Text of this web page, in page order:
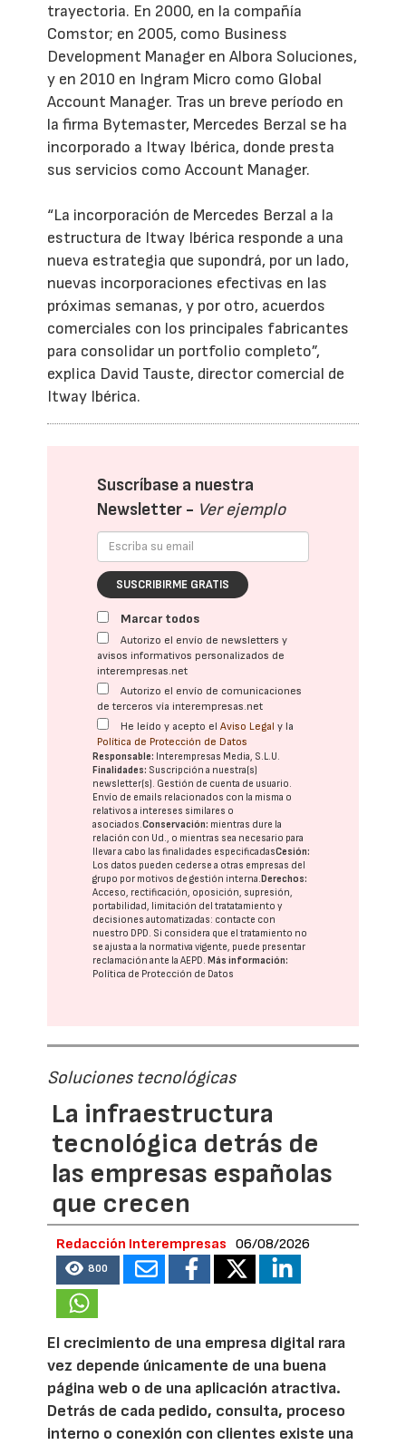
trayectoria. En 2000, en la compañía
Comstor; en 2005, como Business
Development Manager en Albora Soluciones,
y en 2010 en Ingram Micro como Global
Account Manager. Tras un breve período en
la firma Bytemaster, Mercedes Berzal se ha
incorporado a Itway Ibérica, donde presta
sus servicios como Account Manager.
“La incorporación de Mercedes Berzal a la
estructura de Itway Ibérica responde a una
nueva estrategia que supondrá, por un lado,
nuevas incorporaciones efectivas en las
próximas semanas, y por otro, acuerdos
comerciales con los principales fabricantes
para consolidar un portfolio completo”,
explica David Tauste, director comercial de
Itway Ibérica.
Suscríbase a nuestra
Newsletter - Ver ejemplo
SUSCRIBIRME GRATIS
Marcar todos
Autorizo el envío de newsletters y
avisos informativos personalizados de
interempresas.net
Autorizo el envío de comunicaciones
de terceros vía interempresas.net
He leído y acepto elAviso Legal y la
Política de Protección de Datos
Responsable: Interempresas Media, S.L.U.
Finalidades: Suscripción a nuestra(s)
newsletter(s). Gestión de cuenta de usuario.
Envío de emails relacionados con la misma o
relativos a intereses similares o
asociados.Conservación: mientras dure la
relación con Ud., o mientras sea necesario para
llevar a cabo las finalidades especificadasCesión:
Los datos pueden cederse a otras empresas del
grupo por motivos de gestión interna.Derechos:
Acceso, rectificación, oposición, supresión,
portabilidad, limitación del tratatamiento y
decisiones automatizadas: contacte con
nuestro DPD. Si considera que el tratamiento no
se ajusta a la normativa vigente, puede presentar
reclamación ante laAEPD.Más información:
Política de Protección de Datos
Soluciones tecnológicas
La infraestructura
tecnológica detrás de
las empresas españolas
que crecen
Redacción Interempresas 06/08/2026
800
El crecimiento de una empresa digital rara
vez depende únicamente de una buena
página web o de una aplicación atractiva.
Detrás de cada pedido, consulta, proceso
interno o conexión con clientes existe una